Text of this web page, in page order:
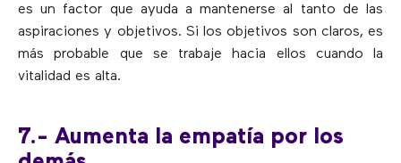
es un factor que ayuda a mantenerse al tanto de las
aspiraciones y objetivos. Si los objetivos son claros, es
más probable que se trabaje hacia ellos cuando la
vitalidad es alta.
7.- Aumenta la empatía por los